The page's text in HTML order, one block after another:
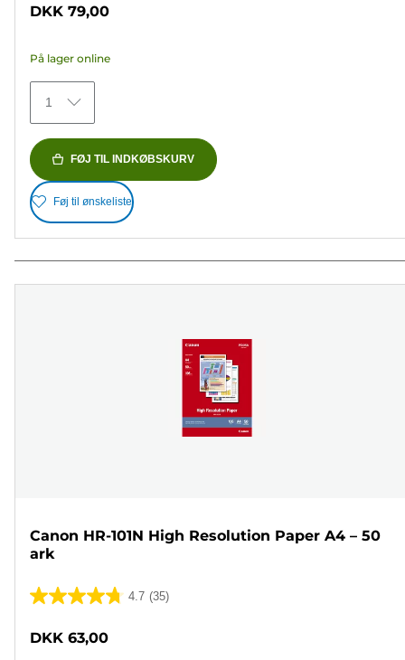
af
stjerner.
373
anmeldelser
DKK 79,00
På lager online
1
FØJ TIL INDKØBSKURV
Føj til ønskeliste
Canon HR-101N High Resolution Paper A4 – 50
ark
4.7 (35)
4.7
DKK 63,00